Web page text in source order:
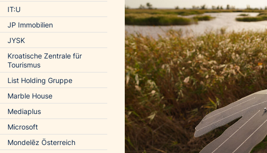
IT:U
JP Immobilien
JYSK
Kroatische Zentrale für
Tourismus
List Holding Gruppe
Marble House
Mediaplus
Microsoft
Mondelēz Österreich